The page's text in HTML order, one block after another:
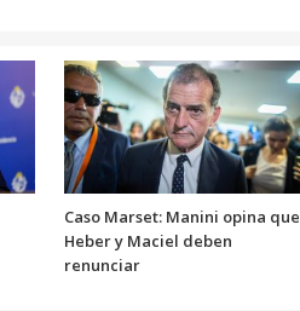
Caso Marset: Manini opina que
Heber y Maciel deben
renunciar